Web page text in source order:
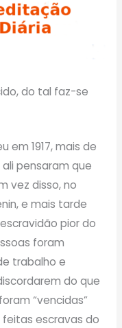
do tal faz-se
em 1917, mais de
pensaram que
vez disso, no
e mais tarde
pior do
foram
trabalho e
do que
“vencidas”
escravas do